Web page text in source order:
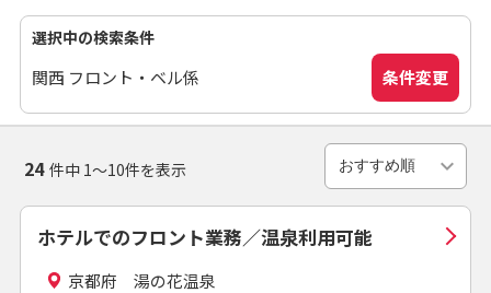
選択中の検索条件
関西 フロント・ベル係 条件変更
24 件中 1～10件を表示
ホテルでのフロント業務／温泉利用可能
京都府 湯の花温泉